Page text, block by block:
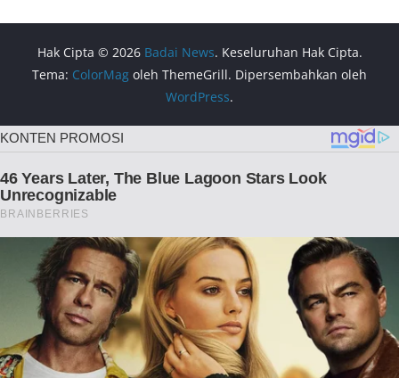
Hak Cipta © 2026 Badai News. Keseluruhan Hak Cipta.
Tema: ColorMag oleh ThemeGrill. Dipersembahkan oleh
WordPress.